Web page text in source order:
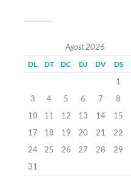
Agost 2026
DL DT DC DJ DV DS
1
3
4 5 6 7 8
10
11 12 13 14 15
17
18 19 20 21 22
24
25 26 27 28 29
31